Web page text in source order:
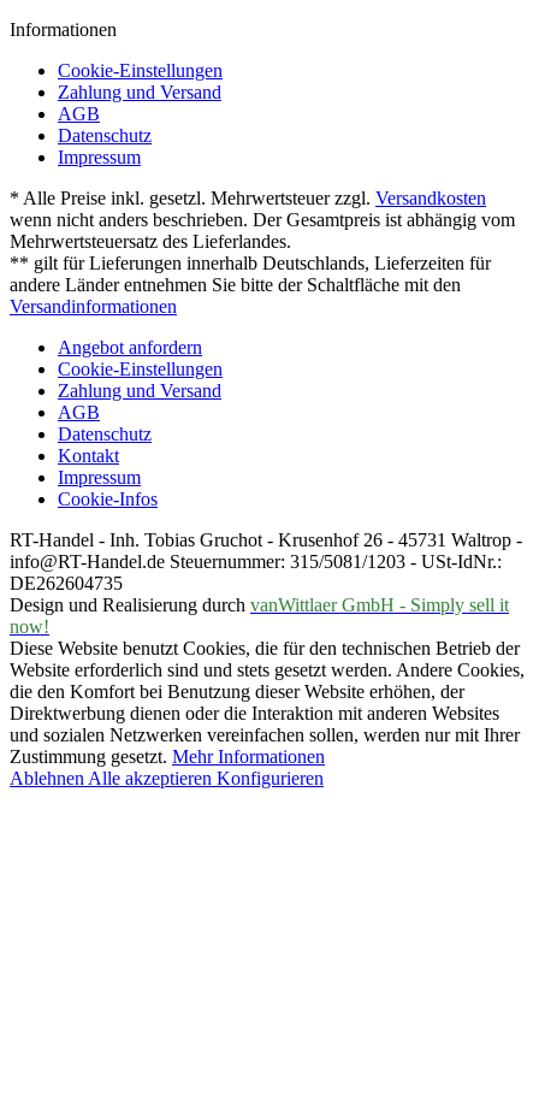
Informationen
Cookie-Einstellungen
Zahlung und Versand
AGB
Datenschutz
Impressum
* Alle Preise inkl. gesetzl. Mehrwertsteuer zzgl. Versandkosten
wenn nicht anders beschrieben. Der Gesamtpreis ist abhängig vom
Mehrwertsteuersatz des Lieferlandes.
** gilt für Lieferungen innerhalb Deutschlands, Lieferzeiten für
andere Länder entnehmen Sie bitte der Schaltfläche mit den
Versandinformationen
Angebot anfordern
Cookie-Einstellungen
Zahlung und Versand
AGB
Datenschutz
Kontakt
Impressum
Cookie-Infos
RT-Handel - Inh. Tobias Gruchot - Krusenhof 26 - 45731 Waltrop -
info@RT-Handel.de Steuernummer: 315/5081/1203 - USt-IdNr.:
DE262604735
Design und Realisierung durch vanWittlaer GmbH - Simply sell it
now!
Diese Website benutzt Cookies, die für den technischen Betrieb der
Website erforderlich sind und stets gesetzt werden. Andere Cookies,
die den Komfort bei Benutzung dieser Website erhöhen, der
Direktwerbung dienen oder die Interaktion mit anderen Websites
und sozialen Netzwerken vereinfachen sollen, werden nur mit Ihrer
Zustimmung gesetzt. Mehr Informationen
Ablehnen Alle akzeptieren Konfigurieren